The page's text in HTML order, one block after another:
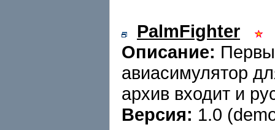
PalmFighter
Описание:
авиасимулятор
архив входит и
Версия: 1.0